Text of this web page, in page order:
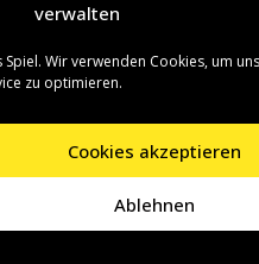
verwalten
Spiel. Wir verwenden Cookies, um
zu optimieren.
Cookies akzeptieren
Ablehnen
vonWordPress
Presseinformationen